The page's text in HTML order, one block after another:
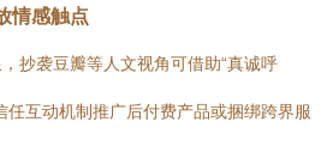
情感触点
抄袭豆瓣等人文视角可借助“真诚呼
任互动机制推广后付费产品或捆绑跨界服